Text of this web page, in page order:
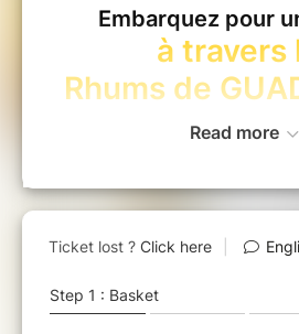
Embarquez pour
à travers
Rhums de
PERE
des
Le missionnaire Jean-
surnommé Père
développa les
distillations de ce
Read more